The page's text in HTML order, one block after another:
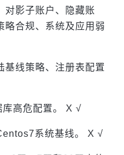
对影子账户、隐藏账
略合规、系统及应用弱
基线策略、注册表配置
高危配置。 X √
系统基线。 X √